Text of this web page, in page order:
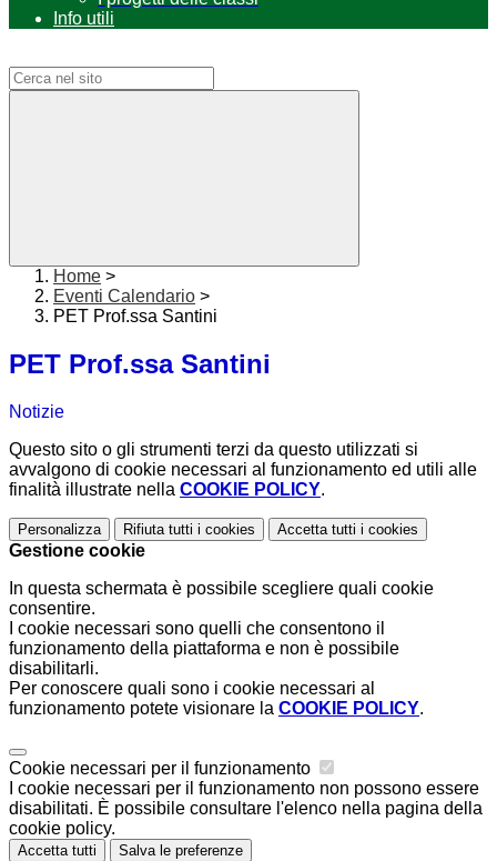
Info utili
Home >
Eventi Calendario >
PET Prof.ssa Santini
PET Prof.ssa Santini
Notizie
Questo sito o gli strumenti terzi da questo utilizzati si
avvalgono di cookie necessari al funzionamento ed utili alle
finalità illustrate nella COOKIE POLICY.
Personalizza Rifiuta tutti i cookies Accetta tutti i cookies
Gestione cookie
In questa schermata è possibile scegliere quali cookie
consentire.
I cookie necessari sono quelli che consentono il
funzionamento della piattaforma e non è possibile
disabilitarli.
Per conoscere quali sono i cookie necessari al
funzionamento potete visionare la COOKIE POLICY.
Cookie necessari per il funzionamento
I cookie necessari per il funzionamento non possono essere
disabilitati. È possibile consultare l'elenco nella pagina della
cookie policy.
Accetta tutti Salva le preferenze